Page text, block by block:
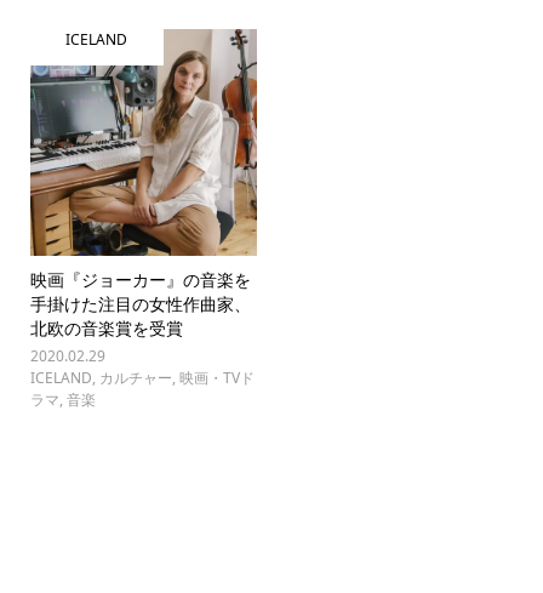
ICELAND
映画『ジョーカー』の音楽を
手掛けた注目の女性作曲家、
北欧の音楽賞を受賞
2020.02.29
ICELAND, カルチャー, 映画・TVド
ラマ, 音楽